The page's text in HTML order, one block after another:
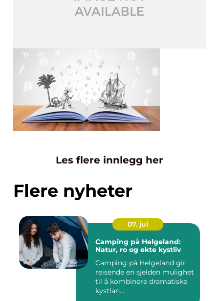
Les flere innlegg her
Flere nyheter
07. jul
Camping på Helgeland:
Natur, ro og ekte kystliv
Camping på Helgeland gir
reisende en sjelden mulighet
til å kombinere dramatiske
kystlan...